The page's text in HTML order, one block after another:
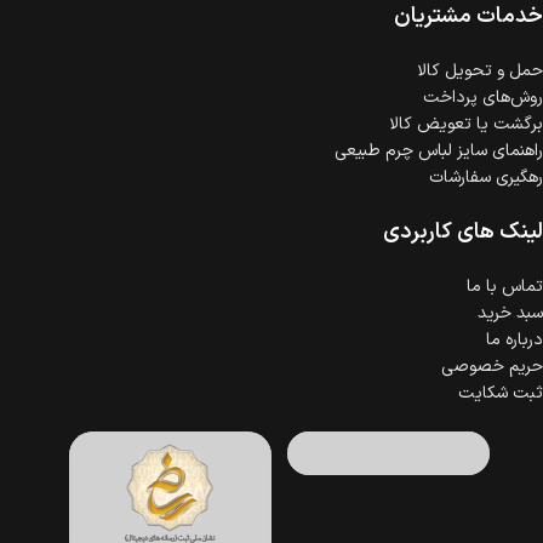
گارانتی معتبر برای تمامی محصولات ارائه می‌شود.خدمات مشتریان
حمل‌ و تحویل کالا
روش‌های پرداخت
برگشت یا تعویض کالا
راهنمای سایز لباس چرم طبیعی
رهگیری سفارشات
لینک های کاربردی
تماس با ما
سبد خرید
درباره ما
حریم خصوصی
ثبت شکایت